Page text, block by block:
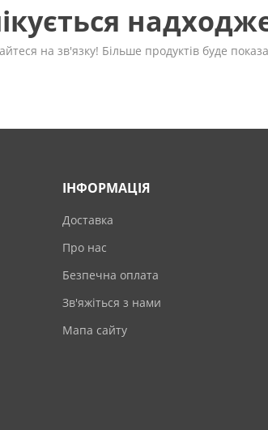
на зв'язку! Більше продуктів буде
ІНФОРМАЦІЯ
Доставка
Про нас
Безпечна оплата
Зв'яжіться з нами
Мапа сайту